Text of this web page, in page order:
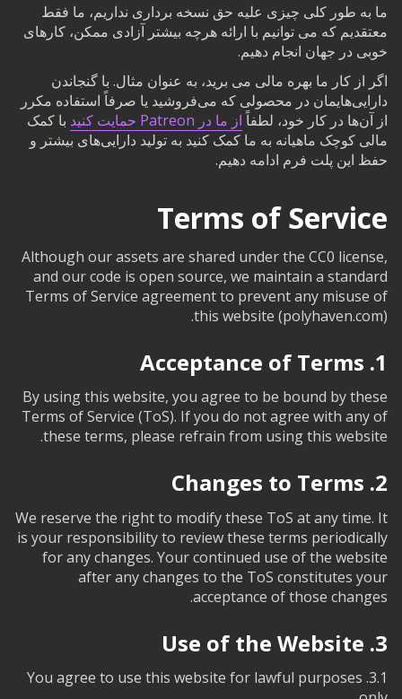
ما به طور کلی چیزی علیه حق نسخه برداری نداریم، ما فقط
معتقدیم که می توانیم با ارائه هرچه بیشتر آزادی ممکن، کارهای
خوبی در جهان انجام دهیم.
اگر از کار ما بهره مالی می برید، به عنوان مثال. با گنجاندن
دارایی‌هایمان در محصولی که می‌فروشید یا صرفاً استفاده مکرر
از آن‌ها در کار خود، لطفاًاز ما در Patreon حمایت کنید
با کمک
مالی کوچک ماهیانه به ما کمک کنید به تولید دارایی‌های بیشتر و
حفظ این پلت فرم ادامه دهیم.
Terms of Service
Although our assets are shared under the CC0 license,
and our code is open source, we maintain a standard
Terms of Service agreement to prevent any misuse of
this website (polyhaven.com).
1. Acceptance of Terms
By using this website, you agree to be bound by these
Terms of Service (ToS). If you do not agree with any of
these terms, please refrain from using this website.
2. Changes to Terms
We reserve the right to modify these ToS at any time. It
is your responsibility to review these terms periodically
for any changes. Your continued use of the website
after any changes to the ToS constitutes your
acceptance of those changes.
3. Use of the Website
3.1. You agree to use this website for lawful purposes